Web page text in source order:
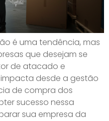
é uma tendência, mas
que desejam se
de atacado e
desde a gestão
de compra dos
sucesso nessa
sua empresa da